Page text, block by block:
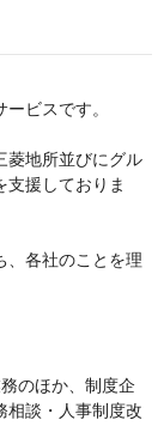
ビスです。
菱地所並びにグル
支援しておりま
、各社のことを理
のほか、制度企
相談・⼈事制度改